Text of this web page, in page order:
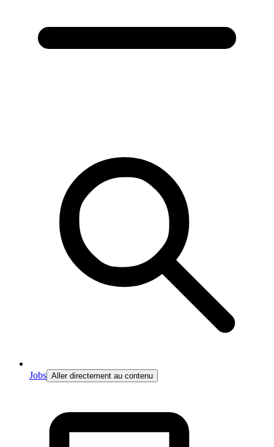
Jobs Aller directement au contenu